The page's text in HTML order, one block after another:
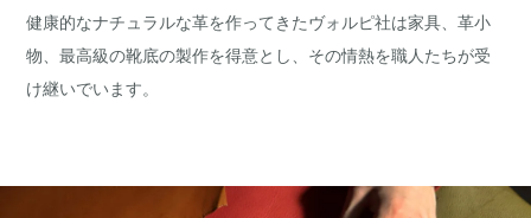
健康的なナチュラルな革を作ってきたヴォルピ社は家具、革小
物、最高級の靴底の製作を得意とし、その情熱を職人たちが受
け継いでいます。